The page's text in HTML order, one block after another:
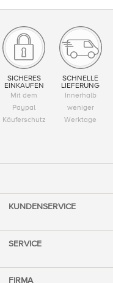
SICHERES
EINKAUFEN
Mit dem
Paypal
Käuferschutz
SCHNELLE
LIEFERUNG
Innerhalb
weniger
Werktage
KUNDENSERVICE
SERVICE
FIRMA